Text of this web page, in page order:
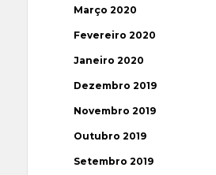
Março 2020
Fevereiro 2020
Janeiro 2020
Dezembro 2019
Novembro 2019
Outubro 2019
Setembro 2019